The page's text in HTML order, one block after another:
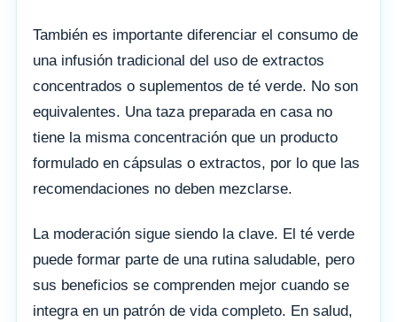
También es importante diferenciar el consumo de
una infusión tradicional del uso de extractos
concentrados o suplementos de té verde. No son
equivalentes. Una taza preparada en casa no
tiene la misma concentración que un producto
formulado en cápsulas o extractos, por lo que las
recomendaciones no deben mezclarse.
La moderación sigue siendo la clave. El té verde
puede formar parte de una rutina saludable, pero
sus beneficios se comprenden mejor cuando se
integra en un patrón de vida completo. En salud,